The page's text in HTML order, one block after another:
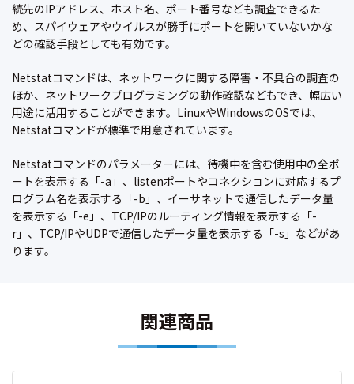
続先のIPアドレス、ホスト名、ポート番号なども調査できるた
め、スパイウェアやウイルスが勝手にポートを開いていないかな
どの確認手段としても有効です。
Netstatコマンドは、ネットワークに関する障害・不具合の調査の
ほか、ネットワークプログラミングの動作確認などもでき、幅広い
用途に活用することができます。LinuxやWindowsのOSでは、
Netstatコマンドが標準で用意されています。
Netstatコマンドのパラメーターには、待機中を含む使用中の全ポ
ートを表示する「-a」、listenポートやコネクションに対応するプ
ログラム名を表示する「-b」、イーサネットで通信したデータ量
を表示する「-e」、TCP/IPのルーティング情報を表示する「-
r」、TCP/IPやUDPで通信したデータ量を表示する「-s」などがあ
ります。
関連商品